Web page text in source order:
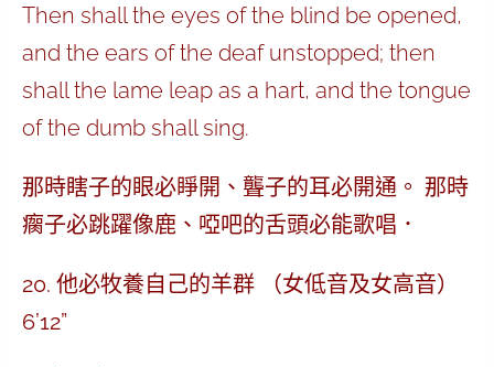
Then shall the eyes of the blind be opened,
and the ears of the deaf unstopped; then
shall the lame leap as a hart, and the tongue
of the dumb shall sing.
那時瞎子的眼必睜開、聾子的耳必開通。 那時
瘸子必跳躍像鹿、啞吧的舌頭必能歌唱．
20. 他必牧養自己的羊群 （女低音及女高音）
6’12”